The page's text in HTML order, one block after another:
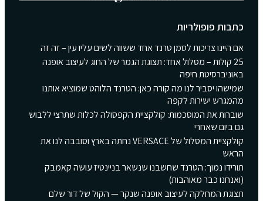
כתבות פופולריות
אם היינו צריכות לסמן טרנד אחד ששווה לשים עליו עין – זה זה
25 קולות – מסלול אחד: תצוגת הגמר של החוג לעיצוב אופנה
באוניברסיטת חיפה
שמישהו יסביר לנו מה קורה כאן: הטרנד הלוהט שמוציא אותנו
מהמגרש ישירות לקפה
שוברות את המוסכמות: קולקציית הקפסולה לכלות שתרצי ללבוש
גם ביום שאחרי
קולקציית המסלול של VERSACE נחתה בארץ וסובבה לנו את
הראש
תורידו נמוך: הטרנד שחשבנו שנשאר בניינטיז עושה קאמבק
(ואנחנו כבר מאוהבות)
תצוגת המחלקה לעיצוב אופנה שנקר — הקול של דור שלם